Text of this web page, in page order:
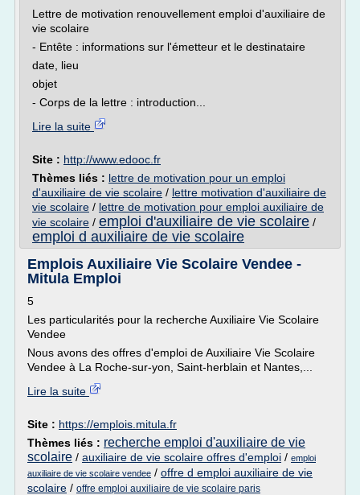
Lettre de motivation renouvellement emploi d'auxiliaire de
vie scolaire
- Entête : informations sur l'émetteur et le destinataire
date, lieu
objet
- Corps de la lettre : introduction...
Lire la suite
Site : http://www.edooc.fr
Thèmes liés : lettre de motivation pour un emploi
d'auxiliaire de vie scolaire / lettre motivation d'auxiliaire de
vie scolaire / lettre de motivation pour emploi auxiliaire de
vie scolaire / emploi d'auxiliaire de vie scolaire /
emploi d auxiliaire de vie scolaire
Emplois Auxiliaire Vie Scolaire Vendee -
Mitula Emploi
5
Les particularités pour la recherche Auxiliaire Vie Scolaire
Vendee
Nous avons des offres d'emploi de Auxiliaire Vie Scolaire
Vendee à La Roche-sur-yon, Saint-herblain et Nantes,...
Lire la suite
Site : https://emplois.mitula.fr
Thèmes liés : recherche emploi d'auxiliaire de vie
scolaire / auxiliaire de vie scolaire offres d'emploi / emploi
auxiliaire de vie scolaire vendee / offre d emploi auxiliaire de vie
scolaire / offre emploi auxiliaire de vie scolaire paris